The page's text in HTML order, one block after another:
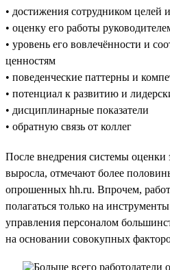
• достижения сотрудником целей
• оценку его работы
• уровень его вовлечённости и
ценностям
• поведенческие паттерны и
• потенциал к развитию и
• дисциплинарные показатели
• обратную связь от коллег
После внедрения системы оценки
выросла, отмечают более
опрошенных hh.ru. Впрочем,
полагаться только на
управления персоналом
на основании совокупных